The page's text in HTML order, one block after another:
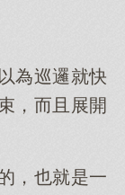
為巡邏就快
，而且展開
，也就是一